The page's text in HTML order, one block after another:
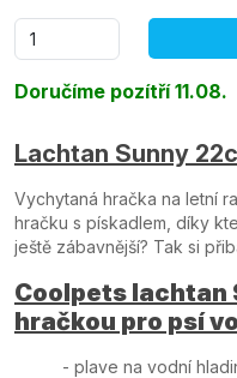
Doručíme pozítří 11.08.
Lachtan Sunny
Vychytaná hračka na letní
hračku s pískadlem, díky
ještě zábavnější? Tak si
Coolpets lachtan
hračkou pro psí
- plave na vodní